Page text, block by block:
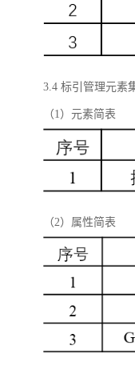
3.4 标引管理元素
（1）元素简表
（2）属性简表